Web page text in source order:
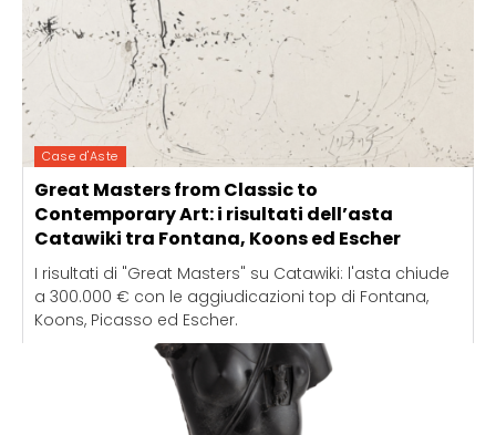
Case d'Aste
Great Masters from Classic to
Contemporary Art: i risultati dell’asta
Catawiki tra Fontana, Koons ed Escher
I risultati di "Great Masters" su Catawiki: l'asta chiude
a 300.000 € con le aggiudicazioni top di Fontana,
Koons, Picasso ed Escher.